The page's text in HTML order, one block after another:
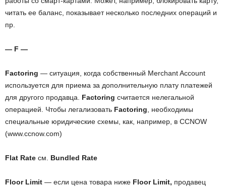
читать ее баланс, показывает несколько последних операций и
пр.
— F —
Factoring — ситуация, когда собственный Merchant Account
используется для приема за дополнительную плату платежей
для другого продавца. Factoring считается нелегальной
операцией. Чтобы легализовать Factoring , необходимы
специальные юридические схемы, как, например, в CCNOW
(www.ccnow.com)
Flat Rate см. Bundled Rate
Floor Limit — если цена товара ниже Floor Limit, продавец